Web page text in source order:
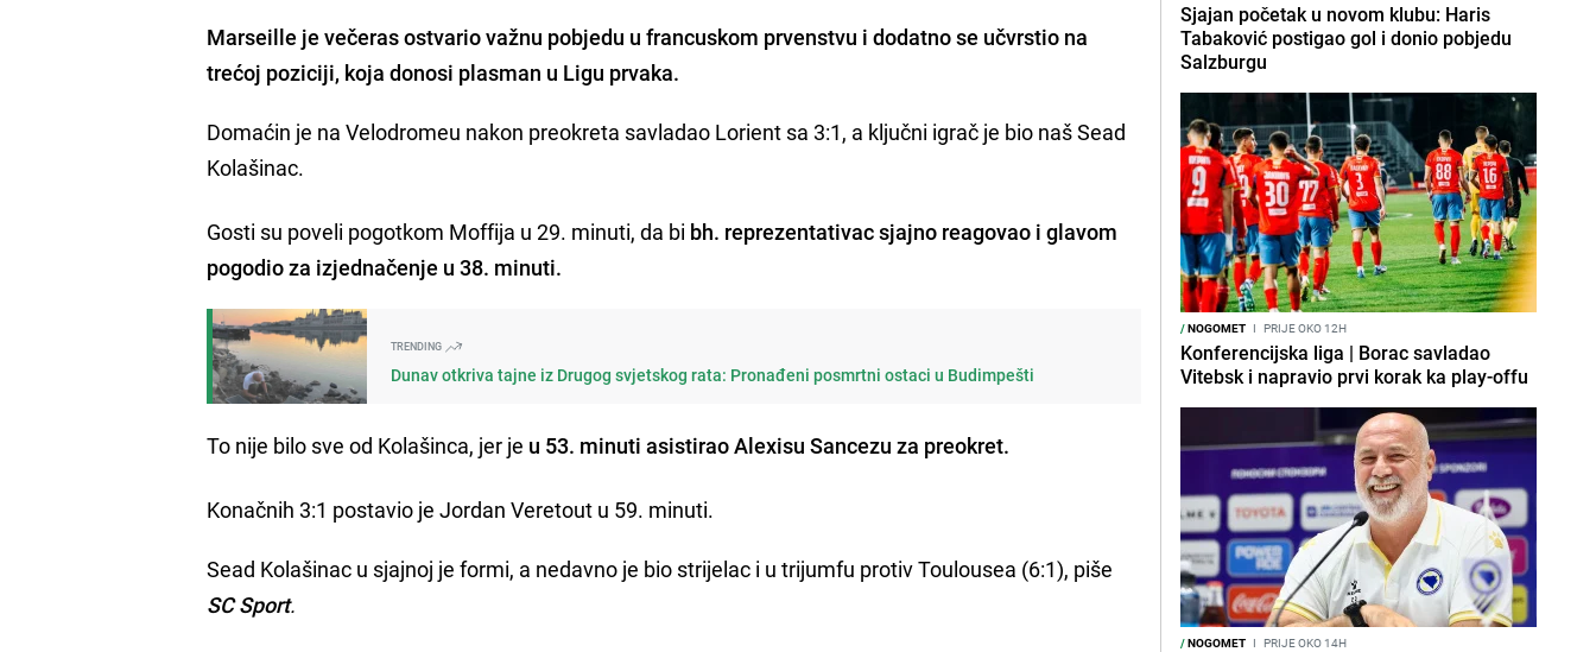
Marseille je večeras ostvario važnu pobjedu u francuskom prvenstvu i dodatno se učvrstio na
trećoj poziciji, koja donosi plasman u Ligu prvaka.
Domaćin je na Velodromeu nakon preokreta savladao Lorient sa 3:1, a ključni igrač je bio naš Sead
Kolašinac.
Gosti su poveli pogotkom Moffija u 29. minuti, da bi bh. reprezentativac sjajno reagovao i glavom
pogodio za izjednačenje u 38. minuti.
TRENDING
Dunav otkriva tajne iz Drugog svjetskog rata: Pronađeni posmrtni ostaci u Budimpešti
To nije bilo sve od Kolašinca, jer je u 53. minuti asistirao Alexisu Sancezu za preokret.
Konačnih 3:1 postavio je Jordan Veretout u 59. minuti.
Sead Kolašinac u sjajnoj je formi, a nedavno je bio strijelac i u trijumfu protiv Toulousea (6:1), piše
SC Sport.
Sjajan početak u novom klubu: Haris
Tabaković postigao gol i donio pobjedu
Salzburgu
/NOGOMET I PRIJE OKO 12H
Konferencijska liga | Borac savladao
Vitebsk i napravio prvi korak ka play-offu
/NOGOMET I PRIJE OKO 14H